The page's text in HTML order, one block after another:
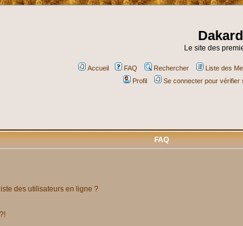
Le site des
Accueil FAQ Rechercher Liste des
Profil
Se connecter pour vérifier
FAQ
des utilisateurs en ligne ?